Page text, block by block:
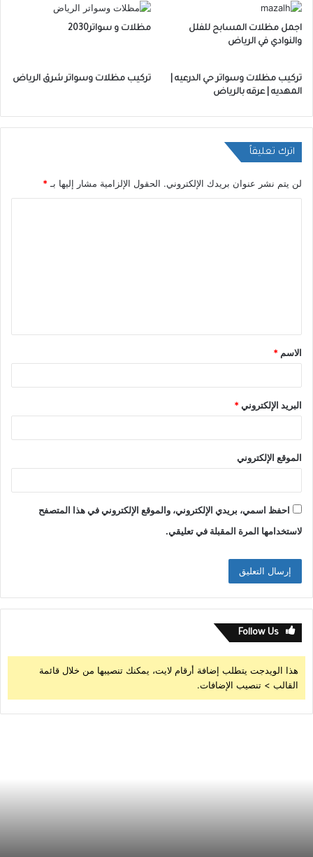
اجمل مظلات المسابح للفلل
والنوادي في الرياض
مظلات و سواتر2030
تركيب مظلات وسواتر حي الدرعيه |
المهديه | عرقه بالرياض
تركيب مظلات وسواتر شرق الرياض
اترك تعليقاً
لن يتم نشر عنوان بريدك الإلكتروني. الحقول الإلزامية مشار إليها بـ*
ق
*
الاسم *
البريد الإلكتروني*
الموقع الإلكتروني
احفظ اسمي، بريدي الإلكتروني، والموقع الإلكتروني في هذا المتصفح
لاستخدامها المرة المقبلة في تعليقي.
Follow Us
هذا الويدجت يتطلب إضافة أرقام لايت، يمكنك تنصيبها من خلال قائمة
القالب > تنصيب الإضافات.